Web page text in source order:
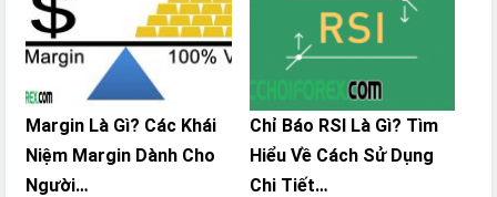
Margin Là Gì? Các Khái
Niệm Margin Dành Cho
Người…
Chỉ Báo RSI Là Gì? Tìm
Hiểu Về Cách Sử Dụng
Chi Tiết…